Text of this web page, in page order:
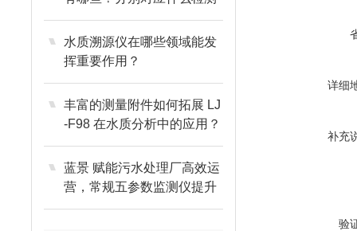
需求？
水质溯源仪在哪些领域能发
挥重要作用？
丰富的测量附件如何拓展 LJ
-F98 在水质分析中的应用？
蓝景 赋能污水处理厂高效运
营，常规五参数监测仪提升
净化效能
详细
补充
验